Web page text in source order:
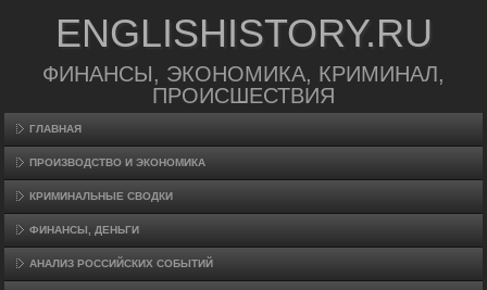
ENGLISHISTORY.RU
ФИНАНСЫ, ЭКОНОМИКА, КРИМИНАЛ,
ПРОИСШЕСТВИЯ
ГЛАВНАЯ
ПРОИЗВΟДСТВО И ЭКОНОМИКА
КРИМИНАЛЬНЫЕ СВОДКИ
ФИНАНСЫ, ДЕНЬГИ
АНАЛИЗ РОССИЙСКИХ СОБЫТИЙ